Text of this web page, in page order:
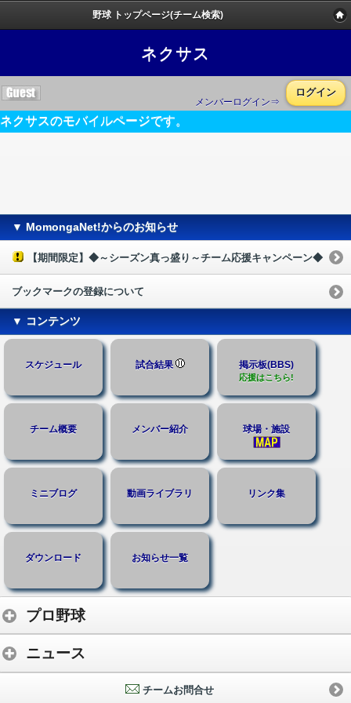
野球 トップページ(チーム検索)
ネクサス
メンバーログイン⇒
ログイン
ネクサスのモバイルページです。
▼ MomongaNet!からのお知らせ
【期間限定】◆～シーズン真っ盛り～チーム応援キャンペーン◆
ブックマークの登録について
▼ コンテンツ
スケジュール 試合結果 掲示板(BBS)
応援はこちら!
チーム概要 メンバー紹介 球場・施設
ミニブログ 動画ライブラリ リンク集
ダウンロード お知らせ一覧
プロ野球
ニュース
チームお問合せ